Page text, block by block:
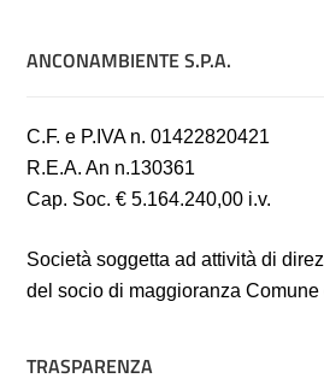
ANCONAMBIENTE S.P.A.
C.F. e P.IVA n. 01422820421
R.E.A. An n.130361
Cap. Soc. € 5.164.240,00 i.v.
Società soggetta ad attività di
del socio di maggioranza Comune
TRASPARENZA